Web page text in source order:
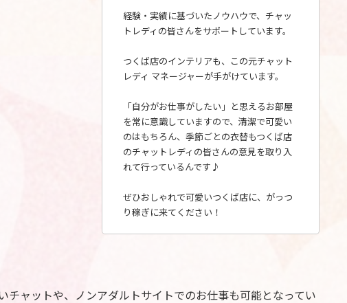
経験・実績に基づいたノウハウで、チャッ
トレディの皆さんをサポートしています。
つくば店のインテリアも、この元チャット
レディ マネージャーが手がけています。
「自分がお仕事がしたい」と思えるお部屋
を常に意識していますので、清潔で可愛い
のはもちろん、季節ごとの衣替もつくば店
のチャットレディの皆さんの意見を取り入
れて行っているんです♪
ぜひおしゃれで可愛いつくば店に、がっつ
り稼ぎに来てください！
チャットや、ノンアダルトサイトでのお仕事も可能となってい